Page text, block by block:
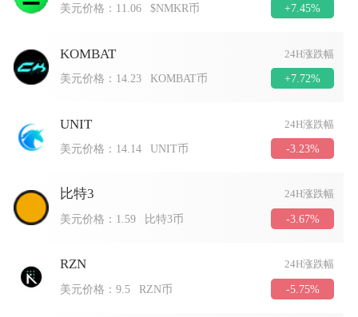
美元价格： 11.06 $NMKR币 +7.45%
KOMBAT 24H涨跌幅
美元价格： 14.23 KOMBAT币 +7.72%
UNIT 24H涨跌幅
美元价格： 14.14 UNIT币 -3.23%
比特3 24H涨跌幅
美元价格： 1.59 比特3币 -3.67%
RZN 24H涨跌幅
美元价格：9.5 RZN币 -5.75%